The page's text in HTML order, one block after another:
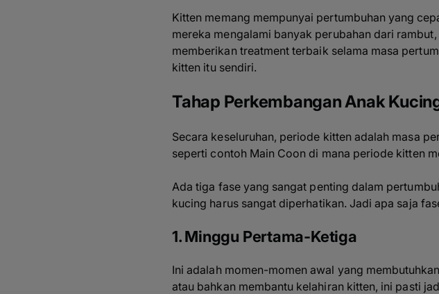
Kitten memang mempunyai pertumbuhan yang
mereka mengalami banyak perubahan dari
memberikan treatmentterbaik selama masa
kitten itu sendiri.
Tahap Perkembangan Anak
Secara keseluruhan, periode kitten adalah masa
seperti contoh Main Coon di mana periode kitten
Ada tiga fase yang sangat penting dalam
kucing harus sangat diperhatikan. Jadi apa saja
1. Minggu Pertama-Ketiga
Ini adalah momen-momen awal yang
atau bahkan membantu kelahiran kitten, ini pasti